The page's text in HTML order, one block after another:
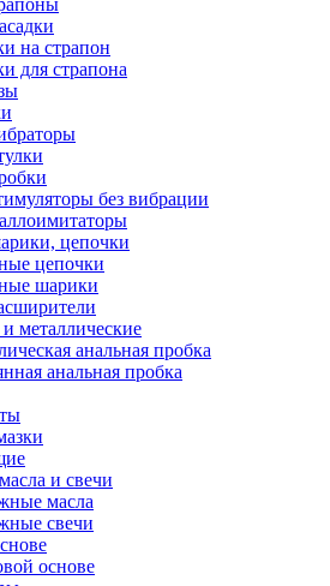
на страпон
для страпона
без вибрации
цепочки
цепочки
шарики
металлические
анальная пробка
анальная пробка
и свечи
масла
свечи
основе